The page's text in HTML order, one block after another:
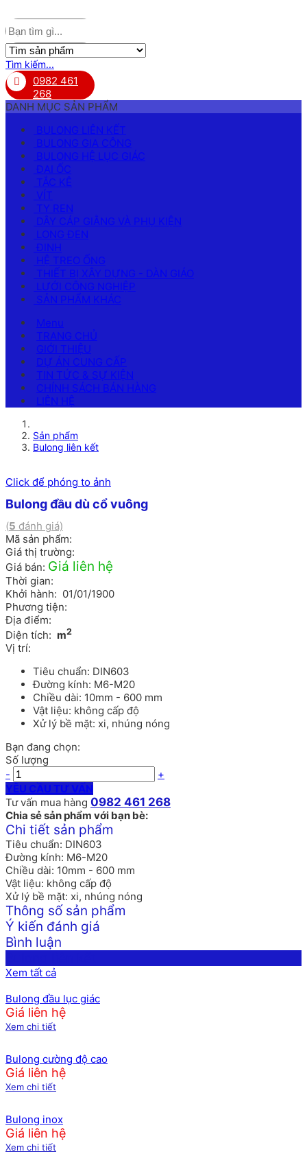
Tìm kiếm...
0982 461
268
DANH MỤC SẢN PHẨM
BULONG LIÊN KẾT
BULONG GIA CÔNG
BULONG HỆ LỤC GIÁC
ĐAI ỐC
TẮC KÊ
VÍT
TY REN
DÂY CÁP GIẰNG VÀ PHỤ KIỆN
LONG ĐEN
ĐINH
HỆ TREO ỐNG
THIẾT BỊ XÂY DỰNG - DÀN GIÁO
LƯỚI CÔNG NGHIỆP
SẢN PHẨM KHÁC
Menu
TRANG CHỦ
GIỚI THIỆU
DỰ ÁN CUNG CẤP
TIN TỨC & SỰ KIỆN
CHÍNH SÁCH BÁN HÀNG
LIÊN HỆ
Sản phẩm
Bulong liên kết
Click để phóng to ảnh
Bulong đầu dù cổ vuông
(5 đánh giá)
Mã sản phẩm:
Giá thị trường:
Giá bán: Giá liên hệ
Thời gian:
Khởi hành: 01/01/1900
Phương tiện:
Địa điểm:
Diện tích: m2
Vị trí:
Tiêu chuẩn: DIN603
Đường kính: M6-M20
Chiều dài: 10mm - 600 mm
Vật liệu: không cấp độ
Xử lý bề mặt: xi, nhúng nóng
Bạn đang chọn:
Số lượng
-
+
YÊU CẦU TƯ VẤN
Tư vấn mua hàng 0982 461 268
Chia sẻ sản phẩm với bạn bè:
Chi tiết sản phẩm
Tiêu chuẩn: DIN603
Đường kính: M6-M20
Chiều dài: 10mm - 600 mm
Vật liệu: không cấp độ
Xử lý bề mặt: xi, nhúng nóng
Thông số sản phẩm
Ý kiến đánh giá
Bình luận
Xem tất cả
Bulong đầu lục giác
Giá liên hệ
Xem chi tiết
Bulong cường độ cao
Giá liên hệ
Xem chi tiết
Bulong inox
Giá liên hệ
Xem chi tiết